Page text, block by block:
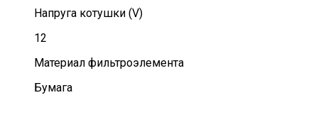
Напруга котушки (V)
12
Материал фильтроэлемента
Бумага